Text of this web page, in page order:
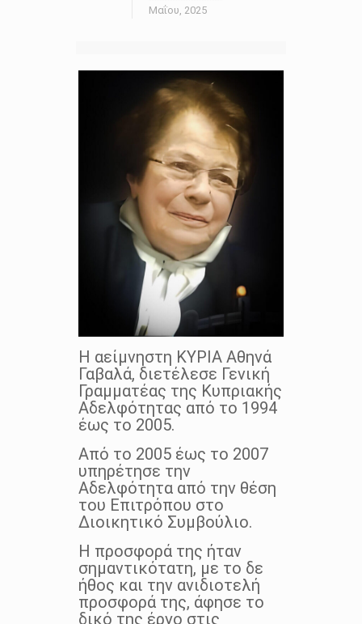
Μαΐου, 2025
Η αείμνηστη ΚΥΡΙΑ Αθηνά
Γαβαλά, διετέλεσε Γενική
Γραμματέας της Κυπριακής
Αδελφότητας από το 1994
έως το 2005.
Από το 2005 έως το 2007
υπηρέτησε την
Αδελφότητα από την θέση
του Επιτρόπου στο
Διοικητικό Συμβούλιο.
Η προσφορά της ήταν
σημαντικότατη, με το δε
ήθος και την ανιδιοτελή
προσφορά της, άφησε το
δικό της έργο στις